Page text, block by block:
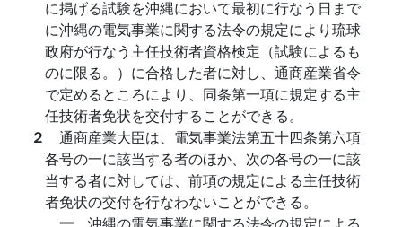
に掲げる試験を沖縄において最初に行なう日まで
に沖縄の電気事業に関する法令の規定により琉球
政府が行なう主任技術者資格検定（試験によるも
のに限る。）に合格した者に対し、通商産業省令
で定めるところにより、同条第一項に規定する主
任技術者免状を交付することができる。
２ 通商産業大臣は、電気事業法第五十四条第六項
各号の一に該当する者のほか、次の各号の一に該
当する者に対しては、前項の規定による主任技術
者免状の交付を行なわないことができる。